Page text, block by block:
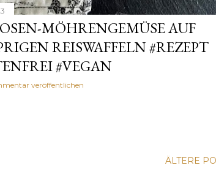
MÖHRENGEMÜSE AUF
REISWAFFELN #REZEPT
#VEGAN
veröffentlichen
ÄLTERE